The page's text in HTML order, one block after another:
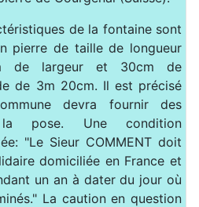
de la fontaine sont
pierre de taille de longueur
de largeur et 30cm de
de 3m 20cm. Il est précisé
devra fournir des
la pose. Une condition
"Le Sieur COMMENT doit
domiciliée en France et
un an à dater du jour où
La caution en question